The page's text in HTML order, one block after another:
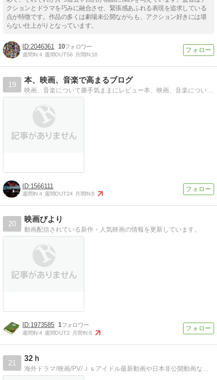
クションとドラマを巧みに融合させ、緊張感あふれる表現を追求している
点が特徴です。作品の多くは劇場未公開ながらも、アクション好きには堪
らない仕上がりとなっています。
2046361 10
週間IN:4 週間OUT:56 月間IN:18
19
本、映画、音楽で高まるブログ
映画、音楽について勝手気ままにレビュー本、映画、音楽について勝手気ままにレビュー
1566111
週間IN:4 週間OUT:24 月間IN:8
20
映画びより
動画配信されている新作・人気映画の情報を更新しています。
1973585 1
週間IN:4 週間OUT:2 月間IN:6
21
32ｈ
海外ドラマ/映画/PV/Ｊｓアイドル最新動画や日本非公開動画など管理人が面白いと思った作品を紹介します。